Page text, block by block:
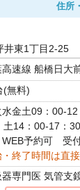
住所
井東1丁目2-25
高速線 船橋日大
(無料)
水金土09：00-
14：00-17：
予約可 受付
・終了時間は直
専門医 気管支